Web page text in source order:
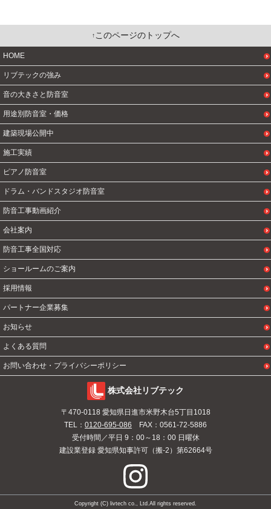
このページのトップへ
HOME
リブテックの強み
音の大きさと防音室
用途別防音室・価格
建築現場公開中
施工実績
ピアノ防音室
ドラム・バンドスタジオ防音室
防音工事動画紹介
会社案内
防音工事全国対応
ショールームのご案内
採用情報
パートナー企業募集
お知らせ
よくある質問
お問い合わせ・プライバシーポリシー
株式会社リブテック
〒470-0118 愛知県日進市米野木台5丁目1018
TEL： 0120-695-086 FAX：0561-72-5886
受付時間／平日 9：00～18：00 日曜休
建設業登録 愛知県知事許可（搬-2）第62664号
Copyright (C) livtech co., Ltd.All rights reserved.